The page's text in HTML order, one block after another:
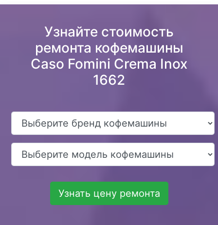
Узнайте стоимость
ремонта кофемашины
Caso Fomini Crema Inox
1662
Узнать цену ремонта